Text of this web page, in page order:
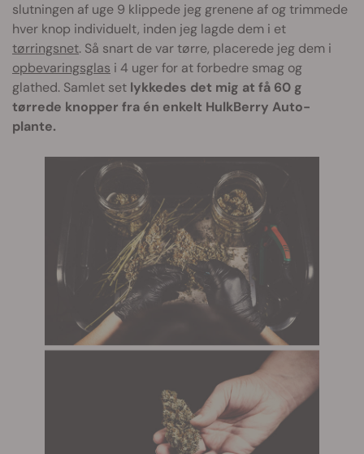
slutningen af uge 9 klippede jeg grenene af og trimmede
hver knop individuelt, inden jeg lagde dem i et
tørringsnet. Så snart de var tørre, placerede jeg dem i
opbevaringsglas i 4 uger for at forbedre smag og
glathed. Samlet set lykkedes det mig at få 60 g
tørrede knopper fra én enkelt HulkBerry Auto-
plante.